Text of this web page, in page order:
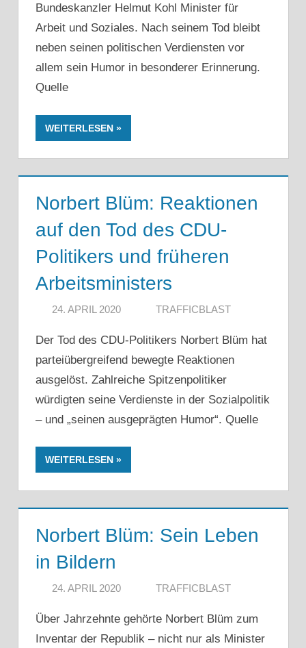
Bundeskanzler Helmut Kohl Minister für
Arbeit und Soziales. Nach seinem Tod bleibt
neben seinen politischen Verdiensten vor
allem sein Humor in besonderer Erinnerung.
Quelle
WEITERLESEN
Norbert Blüm: Reaktionen
auf den Tod des CDU-
Politikers und früheren
Arbeitsministers
24. APRIL 2020 TRAFFICBLAST
Der Tod des CDU-Politikers Norbert Blüm hat
parteiübergreifend bewegte Reaktionen
ausgelöst. Zahlreiche Spitzenpolitiker
würdigten seine Verdienste in der Sozialpolitik
– und „seinen ausgeprägten Humor“. Quelle
WEITERLESEN
Norbert Blüm: Sein Leben
in Bildern
24. APRIL 2020 TRAFFICBLAST
Über Jahrzehnte gehörte Norbert Blüm zum
Inventar der Republik – nicht nur als Minister